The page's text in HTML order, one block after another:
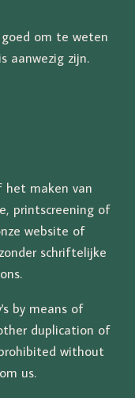
om te weten
aanwezig zijn.
het maken van
printscreening of
website of
schriftelijke
by means of
duplication of
without
us.